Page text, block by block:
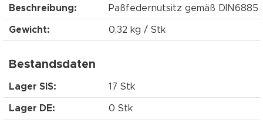
Beschreibung: Paßfedernutsitz gemäß DIN6885
Gewicht: 0,32 kg / Stk
Bestandsdaten
Lager SIS: 17 Stk
Lager DE: 0 Stk